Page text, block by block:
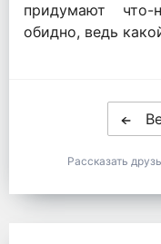
придумают
обидно, ведь
Рассказать